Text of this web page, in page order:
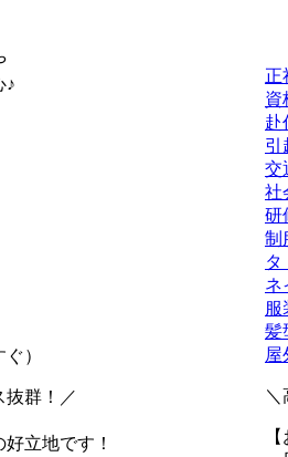
♪
）
抜群！／
立地です！
正
資
赴
引
交
社
研
制
タ
ネ
服
髪
屋
＼